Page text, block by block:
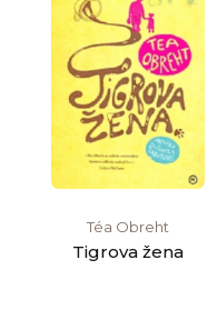
Téa Obreht
Tigrova žena